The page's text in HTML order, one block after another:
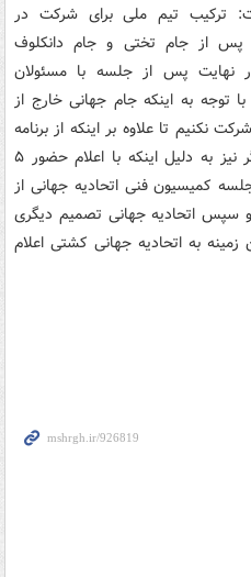
ترکیب تیم ملی برای شرکت در
پس از جام تختی و جام دانکلوف
پس از جلسه با مسئولان
توجه به اینکه جام جهانی خارج از
نکنیم تا علاوه بر اینکه از برنامه
فنی خود خارج نشویم، از سوی دیگر نیز به دلیل اینکه با اعلام حضور ۵
کمیسیون فنی اتحادیه جهانی از
و سپس اتحادیه جهانی تصمیم دیگری
زمینه به اتحادیه جهانی کشتی اعلام